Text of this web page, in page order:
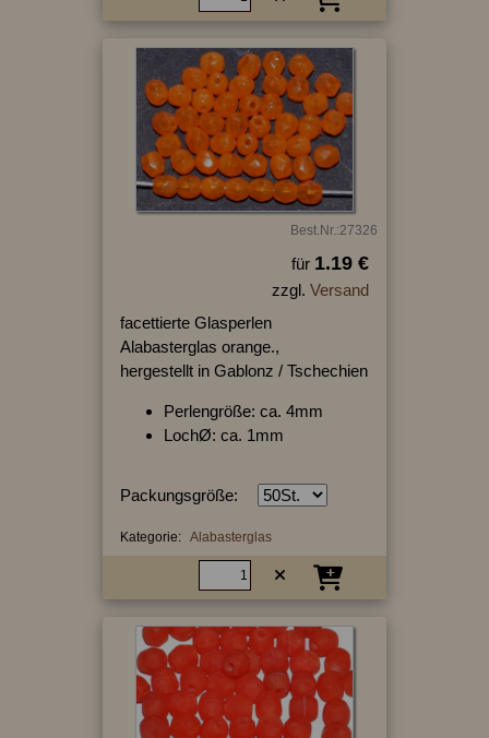
Best.Nr.:27326
für 1.19 €
zzgl. Versand
facettierte Glasperlen
Alabasterglas orange.,
hergestellt in Gablonz / Tschechien
Perlengröße: ca. 4mm
LochØ: ca. 1mm
Packungsgröße:
Kategorie: Alabasterglas